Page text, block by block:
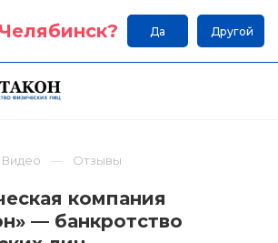
Челябинск? Да Другой
Видео Отзывы
компания
— банкротство